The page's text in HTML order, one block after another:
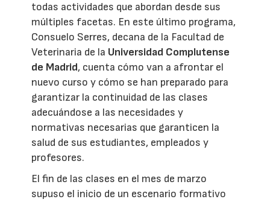
todas actividades que abordan desde sus
múltiples facetas. En este último programa,
Consuelo Serres, decana de la Facultad de
Veterinaria de la Universidad Complutense
de Madrid, cuenta cómo van a afrontar el
nuevo curso y cómo se han preparado para
garantizar la continuidad de las clases
adecuándose a las necesidades y
normativas necesarias que garanticen la
salud de sus estudiantes, empleados y
profesores.
El fin de las clases en el mes de marzo
supuso el inicio de un escenario formativo